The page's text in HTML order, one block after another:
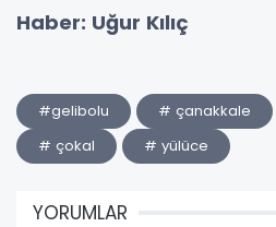
Haber: Uğur Kılıç
#gelibolu # çanakkale
# çokal
# yülüce
YORUMLAR